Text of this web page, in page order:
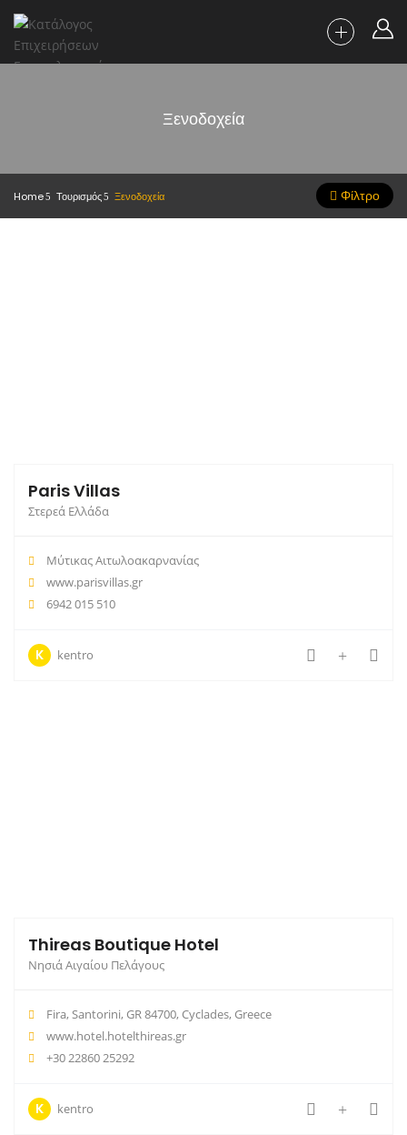
Ξενοδοχεία
Home Τουρισμός Ξενοδοχεία Φίλτρο
Paris Villas
Στερεά Ελλάδα
Μύτικας Αιτωλοακαρνανίας
www.parisvillas.gr
6942 015 510
K kentro
Thireas Boutique Hotel
Νησιά Αιγαίου Πελάγους
Fira, Santorini, GR 84700, Cyclades, Greece
www.hotel.hotelthireas.gr
+30 22860 25292
K kentro